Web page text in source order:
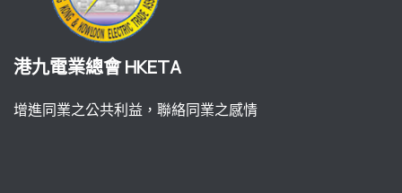
港九電業總會 HKETA
增進同業之公共利益，聯絡同業之感情